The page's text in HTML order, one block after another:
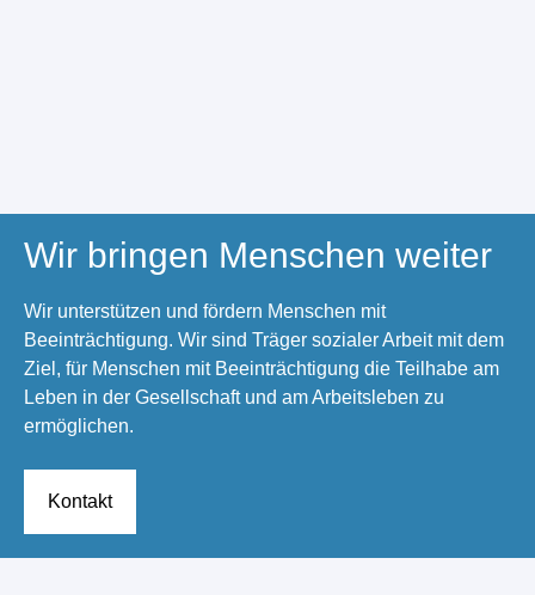
Wir bringen Menschen weiter
Wir unterstützen und fördern Menschen mit
Beeinträchtigung. Wir sind Träger sozialer Arbeit mit dem
Ziel, für Menschen mit Beeinträchtigung die Teilhabe am
Leben in der Gesellschaft und am Arbeitsleben zu
ermöglichen.
Kontakt